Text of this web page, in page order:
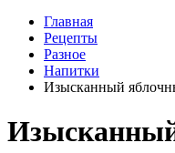
Главная
Рецепты
Разное
Напитки
Изысканный